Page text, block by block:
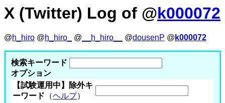
X (Twitter) Log of @k000072
@h_hiro @h_hiro_ @ __h_hiro__ @dousenP @ k000072
検索キーワード
オプション
【試験運用中】除外キ
ーワード （ヘルプ）